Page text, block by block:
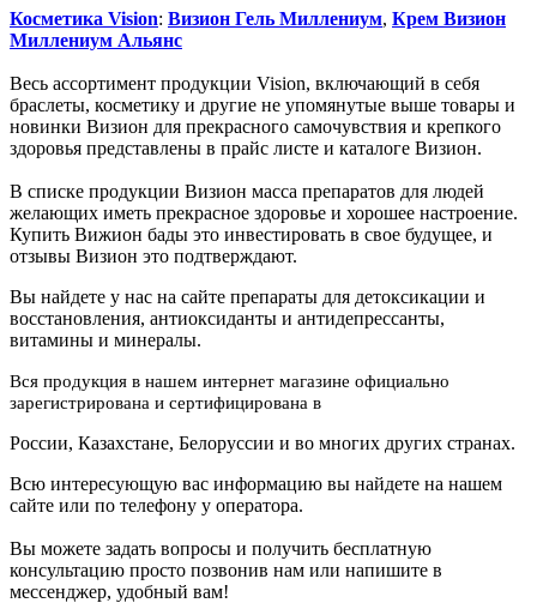
Косметика Vision: Визион Гель Миллениум, Крем Визион
Миллениум Альянс
Весь ассортимент продукции Vision, включающий в себя
браслеты, косметику и другие не упомянутые выше товары и
новинки Визион для прекрасного самочувствия и крепкого
здоровья представлены в прайс листе и каталоге Визион.
В списке продукции Визион масса препаратов для людей
желающих иметь прекрасное здоровье и хорошее настроение.
Купить Вижион бады это инвестировать в свое будущее, и
отзывы Визион это подтверждают.
Вы найдете у нас на сайте препараты для детоксикации и
восстановления, антиоксиданты и антидепрессанты,
витамины и минералы.
Вся продукция в нашем интернет магазине официально
зарегистрирована и сертифицирована в
России, Казахстане, Белоруссии и во многих других странах.
Всю интересующую вас информацию вы найдете на нашем
сайте или по телефону у оператора.
Вы можете задать вопросы и получить бесплатную
консультацию просто позвонив нам или напишите в
мессенджер, удобный вам!